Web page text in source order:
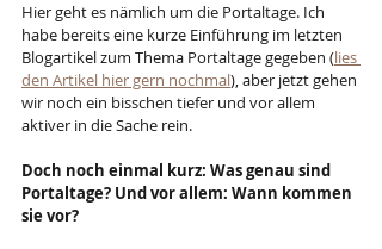
Hier geht es nämlich um die Portaltage. Ich
habe bereits eine kurze Einführung im letzten
Blogartikel zum Thema Portaltage gegeben (lies
den Artikel hier gern nochmal), aber jetzt gehen
wir noch ein bisschen tiefer und vor allem
aktiver in die Sache rein.
Doch noch einmal kurz: Was genau sind
Portaltage? Und vor allem: Wann kommen
sie vor?